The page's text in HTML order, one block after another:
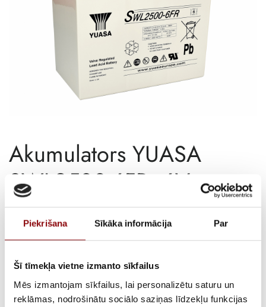
Piekrišana Sīkāka informācija Par
Šī tīmekļa vietne izmanto sīkfailus
Mēs izmantojam sīkfailus, lai personalizētu saturu un
reklāmas, nodrošinātu sociālo saziņas līdzekļu funkcijas
Akumulators YUASA
SWL2500-6FR, 6V
180Ah
€226,63
ar PVN
ATLIKUMS
ARTIKULS 15154569